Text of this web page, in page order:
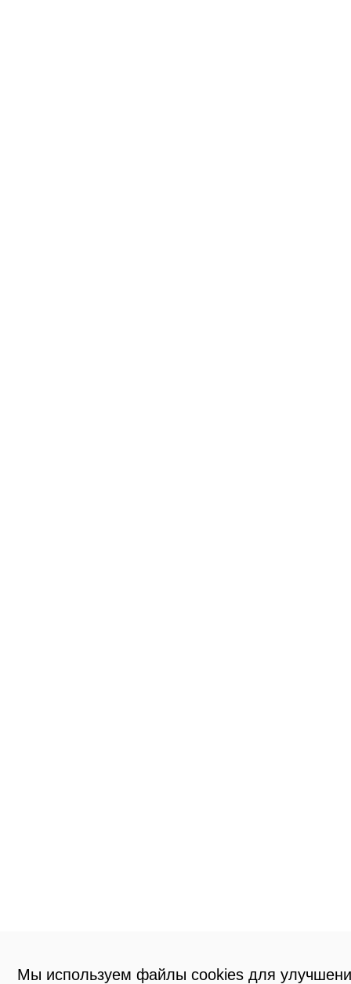
Мы используем файлы cookies для